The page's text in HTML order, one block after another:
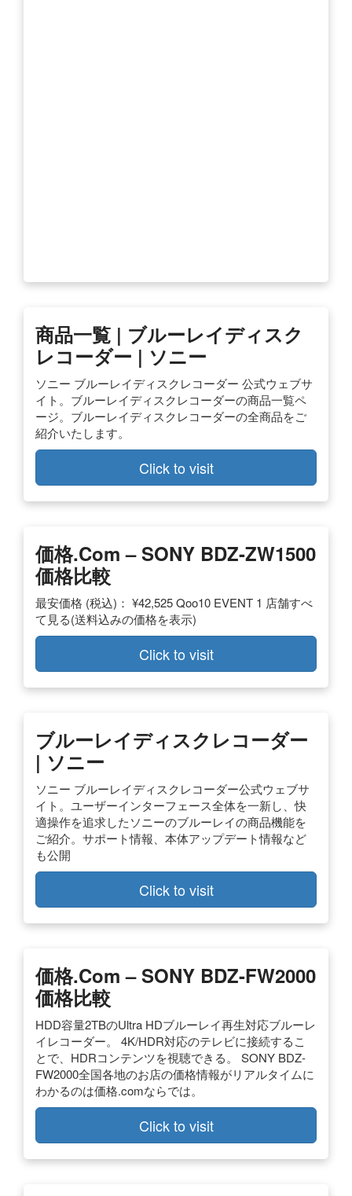
商品一覧 | ブルーレイディスク
レコーダー | ソニー
ソニー ブルーレイディスクレコーダー 公式ウェブサ
イト。ブルーレイディスクレコーダーの商品一覧ペ
ージ。ブルーレイディスクレコーダーの全商品をご
紹介いたします。
Click to visit
価格.com – SONY BDZ-ZW1500
価格比較
最安価格 (税込)： ¥42,525 Qoo10 EVENT 1 店舗すべ
て見る(送料込みの価格を表示)
Click to visit
ブルーレイディスクレコーダー
| ソニー
ソニー ブルーレイディスクレコーダー公式ウェブサ
イト。ユーザーインターフェース全体を一新し、快
適操作を追求したソニーのブルーレイの商品機能を
ご紹介。サポート情報、本体アップデート情報など
も公開
Click to visit
価格.com – SONY BDZ-FW2000
価格比較
HDD容量2TBのUltra HDブルーレイ再生対応ブルーレ
イレコーダー。 4K/HDR対応のテレビに接続するこ
とで、HDRコンテンツを視聴できる。 SONY BDZ-
FW2000全国各地のお店の価格情報がリアルタイムに
わかるのは価格.comならでは。
Click to visit